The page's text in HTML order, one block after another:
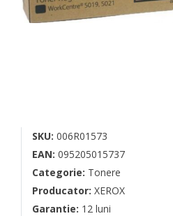
SKU: 006R01573
EAN: 095205015737
Categorie: Tonere
Producator: XEROX
Garantie: 12 luni